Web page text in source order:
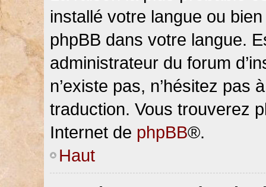
installé votre langue ou
phpBB dans votre langue.
administrateur du forum
n’existe pas, n’hésitez pas
traduction. Vous trouverez
Internet de phpBB®.
Haut